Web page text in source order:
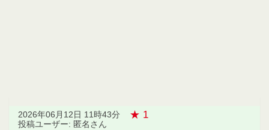
2026年06月12日 11時43分 ★ 1
投稿ユーザー: 匿名さん